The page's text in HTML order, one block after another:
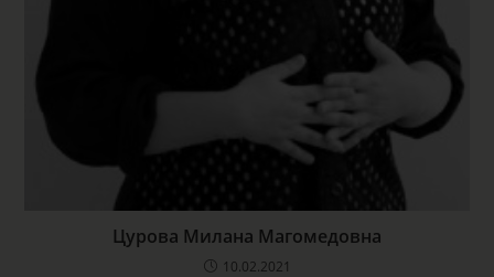
Цурова Милана Магомедовна
10.02.2021